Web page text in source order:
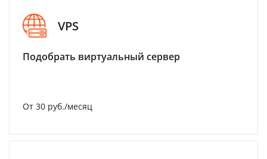
VPS
Подобрать виртуальный сервер
От 30 руб./месяц